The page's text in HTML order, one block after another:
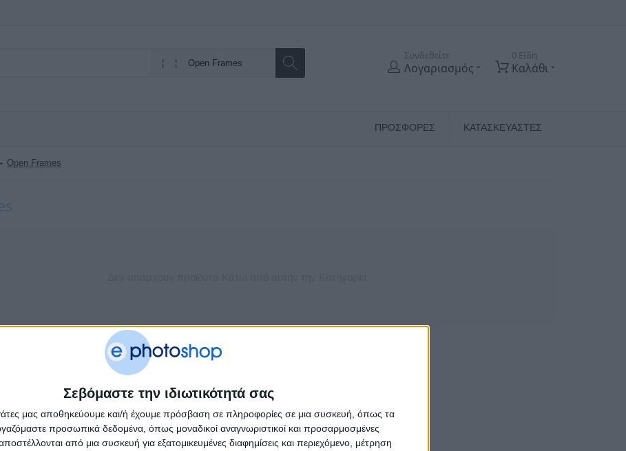
Σεβόμαστε την ιδιωτικότητά σας
μας αποθηκεύουμε και/ή έχουμε πρόσβαση σε πληροφορίες σε μια συσκευή, όπως τα
προσωπικά δεδομένα, όπως μοναδικοί αναγνωριστικοί και προσαρμοσμένες
από μια συσκευή για εξατομικευμένες διαφημίσεις και περιεχόμενο, μέτρηση
Συνδεθείτε
Λογαριασμός
0 Είδη
Καλάθι
ΠΡΟΣΦΟΡΕΣ ΚΑΤΑΣΚΕΥΑΣΤΈΣ
Open Frames